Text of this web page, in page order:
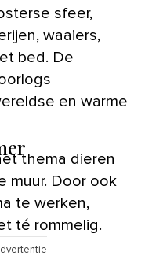
sfeer,
waaiers,
bed. De
en warme
thema dieren
muur. Door ook
te werken,
té rommelig.